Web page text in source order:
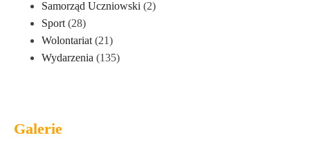
Samorząd Uczniowski (2)
Sport (28)
Wolontariat (21)
Wydarzenia (135)
Galerie